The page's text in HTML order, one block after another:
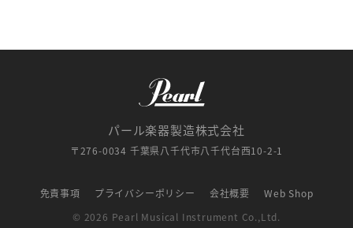
パール楽器製造株式会社
〒276-0034 千葉県八千代市八千代台西10-2-1
免責事項 プライバシーポリシー 会社概要
Web Shop
© 2026 Pearl Musical Instrument Co.,Ltd.